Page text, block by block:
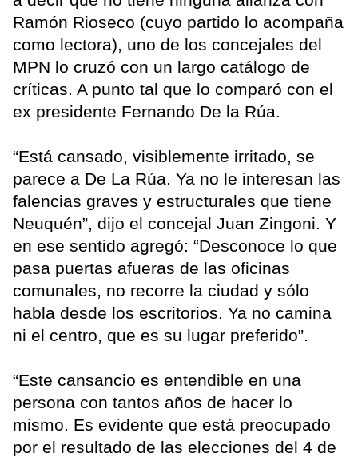
Ramón Rioseco (cuyo partido lo acompaña
como lectora), uno de los concejales del
MPN lo cruzó con un largo catálogo de
críticas. A punto tal que lo comparó con el
ex presidente Fernando De la Rúa.
“Está cansado, visiblemente irritado, se
parece a De La Rúa. Ya no le interesan las
falencias graves y estructurales que tiene
Neuquén”, dijo el concejal Juan Zingoni. Y
en ese sentido agregó: “Desconoce lo que
pasa puertas afueras de las oficinas
comunales, no recorre la ciudad y sólo
habla desde los escritorios. Ya no camina
ni el centro, que es su lugar preferido”.
“Este cansancio es entendible en una
persona con tantos años de hacer lo
mismo. Es evidente que está preocupado
por el resultado de las elecciones del 4 de